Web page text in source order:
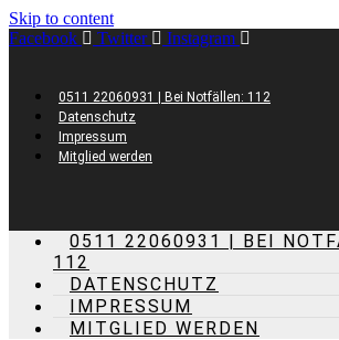
Skip to content
Facebook
Twitter Instagram
0511 22060931 | Bei Notfällen: 112
Datenschutz
Impressum
Mitglied werden
0511 22060931 | BEI
112
DATENSCHUTZ
IMPRESSUM
MITGLIED WERDEN